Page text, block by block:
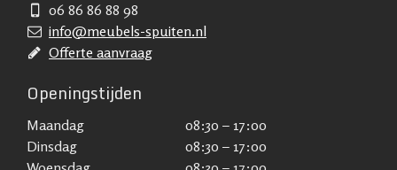
06 86 86 88 98
info@meubels-spuiten.nl
Offerte aanvraag
Openingstijden
Maandag
08:30 – 17:00
Dinsdag
08:30 – 17:00